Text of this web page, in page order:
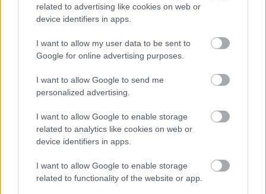
related to advertising like cookies on web or
device identifiers in apps.
I want to allow my user data to be sent to
Google for online advertising purposes.
I want to allow Google to send me
personalized advertising.
I want to allow Google to enable storage
related to analytics like cookies on web or
device identifiers in apps.
I want to allow Google to enable storage
related to functionality of the website or app.
KICSERÉLTÉK A GYŐRI KÓRHÁZBAN